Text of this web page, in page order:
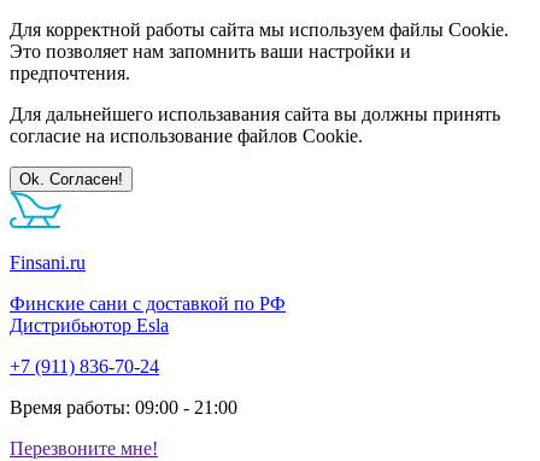
Для корректной работы сайта мы используем файлы Cookie.
Это позволяет нам запомнить ваши настройки и
предпочтения.
Для дальнейшего использавания сайта вы должны принять
согласие на использование файлов Cookie.
Ok. Согласен!
Finsani.ru
Финские сани с доставкой по РФ
Дистрибьютор Esla
+7 (911) 836-70-24
Время работы: 09:00 - 21:00
Перезвоните мне!